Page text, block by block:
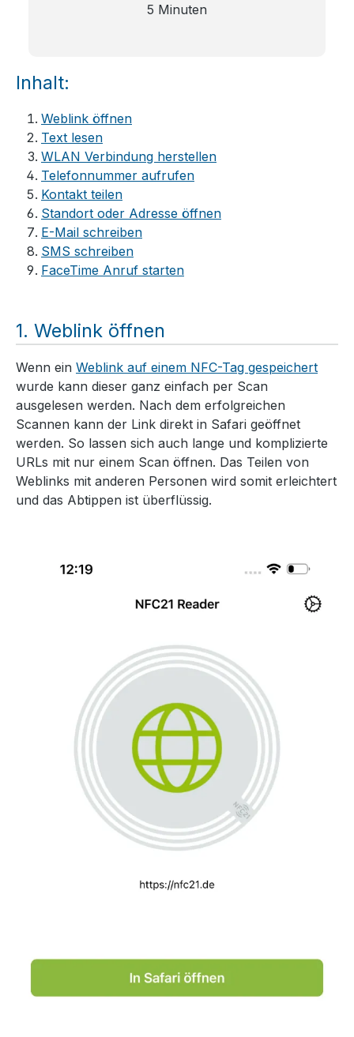
5 Minuten
Inhalt:
Weblink öffnen
Text lesen
WLAN Verbindung herstellen
Telefonnummer aufrufen
Kontakt teilen
Standort oder Adresse öffnen
E-Mail schreiben
SMS schreiben
FaceTime Anruf starten
Weblink öffnen
Wenn ein Weblink auf einem NFC-Tag gespeichert
wurde kann dieser ganz einfach per Scan
ausgelesen werden. Nach dem erfolgreichen
Scannen kann der Link direkt in Safari geöffnet
werden. So lassen sich auch lange und komplizierte
URLs mit nur einem Scan öffnen. Das Teilen von
Weblinks mit anderen Personen wird somit erleichtert
und das Abtippen ist überflüssig.